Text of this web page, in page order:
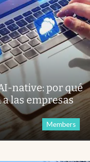
native: por qué
las empresas
Members